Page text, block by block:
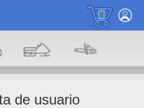
0
de usuario